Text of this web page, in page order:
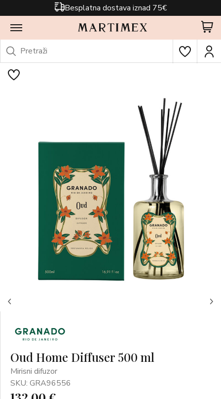
Besplatna dostava iznad 75€
Oud Home Diffuser 500 ml
Mirisni difuzor
SKU: GRA96556